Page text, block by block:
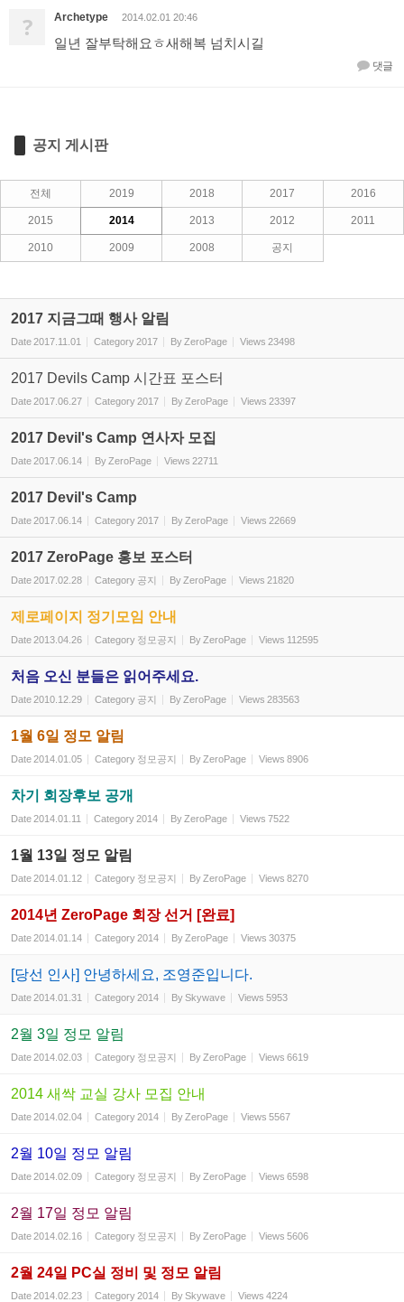
? Archetype 2014.02.01 20:46
일년 잘부탁해요ㅎ새해복 넘치시길
댓글
공지 게시판
전체 2019 2018 2017 2016
2015 2014 2013 2012 2011
2010 2009 2008 공지
2017 지금그때 행사 알림
Date2017.11.01 Category2017 By ZeroPage Views 23498
2017 Devils Camp 시간표 포스터
Date2017.06.27 Category2017 By ZeroPage Views 23397
2017 Devil's Camp 연사자 모집
Date2017.06.14 By ZeroPage Views 22711
2017 Devil's Camp
Date2017.06.14 Category2017 By ZeroPage Views 22669
2017 ZeroPage 홍보 포스터
Date2017.02.28 Category 공지 By ZeroPage Views 21820
제로페이지 정기모임 안내
Date2013.04.26 Category 정모공지 By ZeroPage Views 112595
처음 오신 분들은 읽어주세요.
Date2010.12.29 Category 공지 By ZeroPage Views 283563
1월 6일 정모 알림
Date2014.01.05 Category 정모공지 By ZeroPage Views 8906
차기 회장후보 공개
Date2014.01.11 Category2014 By ZeroPage Views 7522
1월 13일 정모 알림
Date2014.01.12 Category 정모공지 By ZeroPage Views 8270
2014년 ZeroPage 회장 선거 [완료]
Date2014.01.14 Category2014 By ZeroPage Views 30375
[당선 인사] 안녕하세요, 조영준입니다.
Date2014.01.31 Category2014 BySkywave Views 5953
2월 3일 정모 알림
Date2014.02.03 Category 정모공지 By ZeroPage Views 6619
2014 새싹 교실 강사 모집 안내
Date2014.02.04 Category2014 By ZeroPage Views 5567
2월 10일 정모 알림
Date2014.02.09 Category 정모공지 By ZeroPage Views 6598
2월 17일 정모 알림
Date2014.02.16 Category 정모공지 By ZeroPage Views 5606
2월 24일 PC실 정비 및 정모 알림
Date2014.02.23 Category2014 BySkywave Views 4224